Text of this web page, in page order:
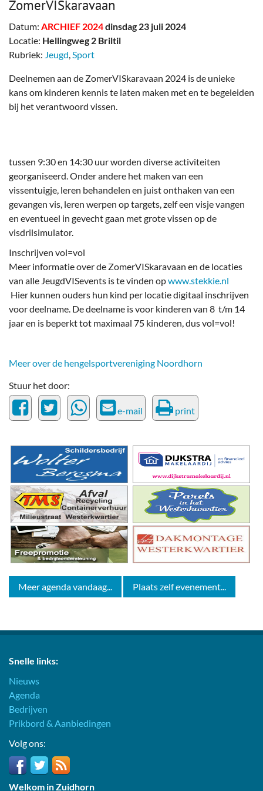
ZomerVISkaravaan
Datum: ARCHIEF 2024dinsdag 23 juli 2024
Locatie: Hellingweg 2 Briltil
Rubriek: Jeugd,Sport
Deelnemen aan de ZomerVISkaravaan 2024 is de unieke
kans om kinderen kennis te laten maken met en te begeleiden
bij het verantwoord vissen.
tussen 9:30 en 14:30 uur worden diverse activiteiten
georganiseerd. Onder andere het maken van een
vissentuigje, leren behandelen en juist onthaken van een
gevangen vis, leren werpen op targets, zelf een visje vangen
en eventueel in gevecht gaan met grote vissen op de
visdrilsimulator.
Inschrijven vol=vol
Meer informatie over de ZomerVISkaravaan en de locaties
van alle JeugdVISevents is te vinden opwww.stekkie.nl
Hier kunnen ouders hun kind per locatie digitaal inschrijven
voor deelname. De deelname is voor kinderen van 8 t/m 14
jaar en is beperkt tot maximaal 75 kinderen, dus vol=vol!
Meer over de hengelsportvereniging Noordhorn
Stuur het door:
e-mail print
Meer agenda vandaag... Plaats zelf evenement...
Snelle links:
Nieuws
Agenda
Bedrijven
Prikbord & Aanbiedingen
Volg ons:
Welkom in Zuidhorn